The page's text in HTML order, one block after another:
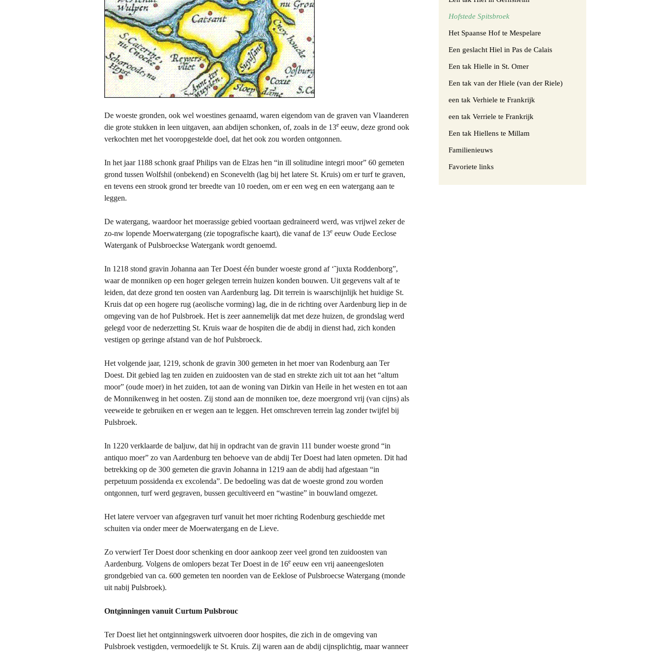
De woeste gronden, ook wel woestines genaamd, waren eigendom van de graven van Vlaanderen
die grote stukken in leen uitgaven, aan abdijen schonken, of, zoals in de 13e eeuw, deze grond ook
verkochten met het vooropgestelde doel, dat het ook zou worden ontgonnen.
In het jaar 1188 schonk graaf Philips van de Elzas hen “in ill solitudine integri moor” 60 gemeten
grond tussen Wolfshil (onbekend) en Sconevelth (lag bij het latere St. Kruis) om er turf te graven,
en tevens een strook grond ter breedte van 10 roeden, om er een weg en een watergang aan te
leggen.
De watergang, waardoor het moerassige gebied voortaan gedraineerd werd, was vrijwel zeker de
zo-nw lopende Moerwatergang (zie topografische kaart), die vanaf de 13e eeuw Oude Eeclose
Watergank of Pulsbroeckse Watergank wordt genoemd.
In 1218 stond gravin Johanna aan Ter Doest één bunder woeste grond af ‘˜juxta Roddenborg”,
waar de monniken op een hoger gelegen terrein huizen konden bouwen. Uit gegevens valt af te
leiden, dat deze grond ten oosten van Aardenburg lag. Dit terrein is waarschijnlijk het huidige St.
Kruis dat op een hogere rug (aeolische vorming) lag, die in de richting over Aardenburg liep in de
omgeving van de hof Pulsbroek. Het is zeer aannemelijk dat met deze huizen, de grondslag werd
gelegd voor de nederzetting St. Kruis waar de hospiten die de abdij in dienst had, zich konden
vestigen op geringe afstand van de hof Pulsbroeck.
Het volgende jaar, 1219, schonk de gravin 300 gemeten in het moer van Rodenburg aan Ter
Doest. Dit gebied lag ten zuiden en zuidoosten van de stad en strekte zich uit tot aan het “altum
moor” (oude moer) in het zuiden, tot aan de woning van Dirkin van Heile in het westen en tot aan
de Monnikenweg in het oosten. Zij stond aan de monniken toe, deze moergrond vrij (van cijns) als
veeweide te gebruiken en er wegen aan te leggen. Het omschreven terrein lag zonder twijfel bij
Pulsbroek.
In 1220 verklaarde de baljuw, dat hij in opdracht van de gravin 111 bunder woeste grond “in
antiquo moer” zo van Aardenburg ten behoeve van de abdij Ter Doest had laten opmeten. Dit had
betrekking op de 300 gemeten die gravin Johanna in 1219 aan de abdij had afgestaan “in
perpetuum possidenda ex excolenda”. De bedoeling was dat de woeste grond zou worden
ontgonnen, turf werd gegraven, bussen gecultiveerd en “wastine” in bouwland omgezet.
Het latere vervoer van afgegraven turf vanuit het moer richting Rodenburg geschiedde met
schuiten via onder meer de Moerwatergang en de Lieve.
Zo verwierf Ter Doest door schenking en door aankoop zeer veel grond ten zuidoosten van
Aardenburg. Volgens de omlopers bezat Ter Doest in de 16e eeuw een vrij aaneengesloten
grondgebied van ca. 600 gemeten ten noorden van de Eeklose of Pulsbroecse Watergang (monde
uit nabij Pulsbroek).
Ontginningen vanuit Curtum Pulsbrouc
Ter Doest liet het ontginningswerk uitvoeren door hospites, die zich in de omgeving van
Pulsbroek vestigden, vermoedelijk te St. Kruis. Zij waren aan de abdij cijnsplichtig, maar wanneer
Hofstede Spitsbroek
Het Spaanse Hof te Mespelare
Een geslacht Hiel in Pas de Calais
Een tak Hielle in St. Omer
Een tak van der Hiele (van der Riele)
een tak Verhiele te Frankrijk
een tak Verriele te Frankrijk
Een tak Hiellens te Millam
Familienieuws
Favoriete links